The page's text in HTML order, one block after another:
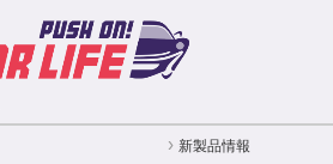
新製品情報